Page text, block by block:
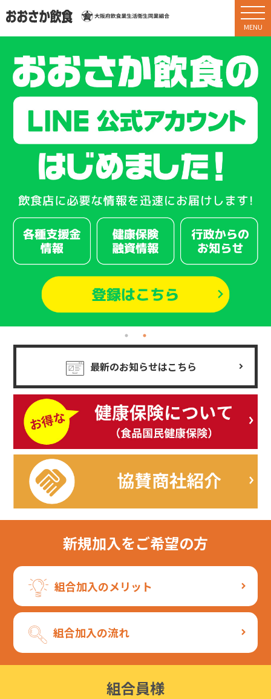
最新のお知らせはこちら
新規加入をご希望の方
組合加入のメリット
組合加入の流れ
組合員様